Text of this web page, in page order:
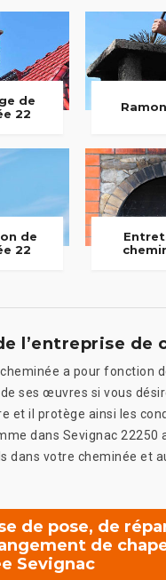
de
22
de
22
l’entreprise de
a pour fonction
ses œuvres si vous
et il protège ainsi les
dans Sevignac 22250
dans votre cheminée et
de pose, de
de
Sevignac